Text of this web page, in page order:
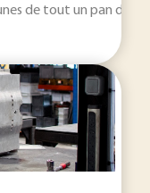
de tout un pan de